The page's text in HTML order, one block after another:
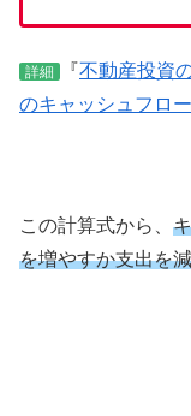
詳細 『 不動産投資
のキャッシュフロ
この計算式から、
を増やすか支出を